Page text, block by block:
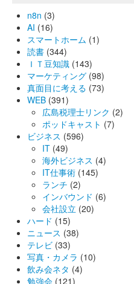
n8n (3)
AI (16)
スマートホーム (1)
読書 (344)
ＩＴ豆知識 (143)
マーケティング (98)
真面目に考える (73)
WEB (391)
広島税理士リンク (2)
ポッドキャスト (7)
ビジネス (596)
IT (49)
海外ビジネス (4)
IT仕事術 (145)
ランチ (2)
インバウンド (6)
会社設立 (20)
ハード (15)
ニュース (38)
テレビ (33)
写真・カメラ (10)
飲み会ネタ (4)
勉強会 (121)